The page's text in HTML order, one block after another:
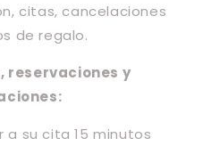
citas, cancelaciones
de regalo.
reservaciones y
a su cita 15 minutos